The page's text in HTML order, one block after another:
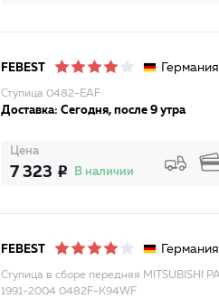
FEBEST Германия
Ступица 0482-EAF
Доставка: Сегодня, после 9 утра
Цена
7 323 В наличии
FEBEST Германия
Ступица в сборе передняя MITSUBISHI
1991-2004 0482F-K94WF